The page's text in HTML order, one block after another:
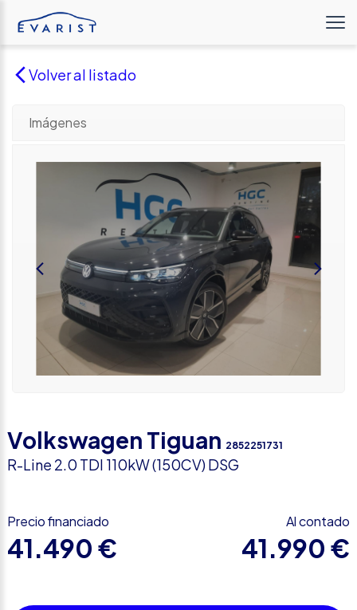
Volver al listado
Imágenes
Volkswagen Tiguan 2852251731
R-Line 2.0 TDI 110kW (150CV) DSG
Precio financiado
41.490 €
Al contado
41.990 €